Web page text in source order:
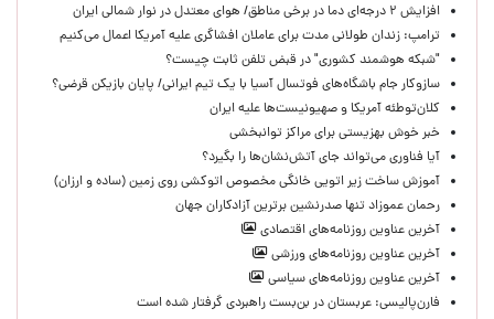
افزایش ۲ درجه‌ای دما در برخی مناطق/ هوای معتدل در نوار شمالی ایران
ترامپ: زندان طولانی مدت برای عاملان افشاگری‌ علیه آمریکا اعمال می‌کنیم
"شبکه هوشمند کشوری" در قبض تلفن ثابت چیست؟
سازوکار جام باشگاه‌های فوتسال آسیا با یک تیم ایرانی/ پایان بازیکن قرضی؟
کلان‌توطئه آمریکا و صهیونیست‌ها علیه ایران
خبر خوش بهزیستی برای مراکز توانبخشی
آیا فناوری می‌تواند جای آتش‌نشان‌ها را بگیرد؟
آموزش ساخت زیر اتویی خانگی مخصوص اتوکشی روی زمین (ساده و ارزان)
رحمان عموزاد تنها صدرنشین برترین آزادکاران جهان
آخرین عناوین روزنامه‌های اقتصادی
آخرین عناوین روزنامه‌های ورزشی
آخرین عناوین روزنامه‌های سیاسی
فارن‌پالیسی: عربستان در بن‌بست راهبردی گرفتار شده است